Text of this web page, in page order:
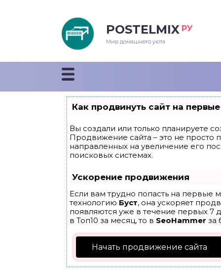
POSTELMIX РУ
Мир домашнего уюта
Как продвинуть сайт на
Вы создали или только планируете
Продвижение сайта – это не просто
направленных на увеличение его
поисковых системах.
Ускорение продвижения
Если вам трудно попасть на первые
технологию Буст, она ускоряет
появляются уже в течение первых 7
в Топ10 за месяц, то в SeoHammer за
Начать продвижение сайта